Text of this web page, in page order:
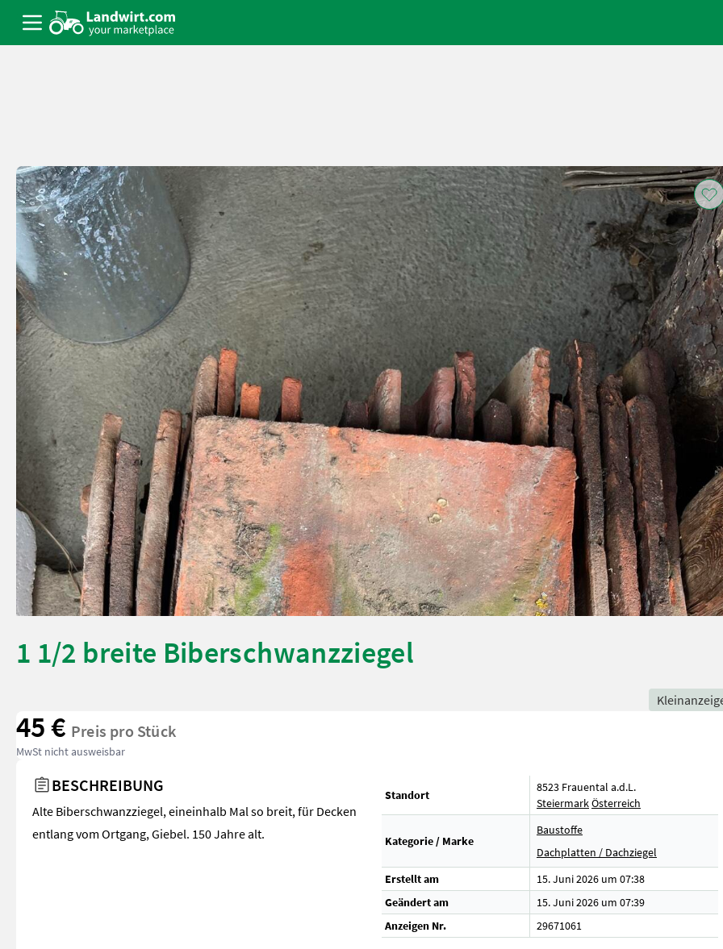
1 1/2 breite Biberschwanzziegel
45 € Preis pro Stück
MwSt nicht ausweisbar
BESCHREIBUNG
Alte Biberschwanzziegel, eineinhalb Mal so breit, für Decken
entlang vom Ortgang, Giebel. 150 Jahre alt.
Standort
8523 Frauental a.d.L.
SteiermarkÖsterreich
Kategorie / Marke
Baustoffe
Dachplatten / Dachziegel
Erstellt am
15. Juni 2026 um 07:38
Geändert am
15. Juni 2026 um 07:39
Anzeigen Nr.
29671061